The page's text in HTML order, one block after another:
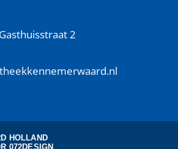
2
HOLLAND
072DESIGN